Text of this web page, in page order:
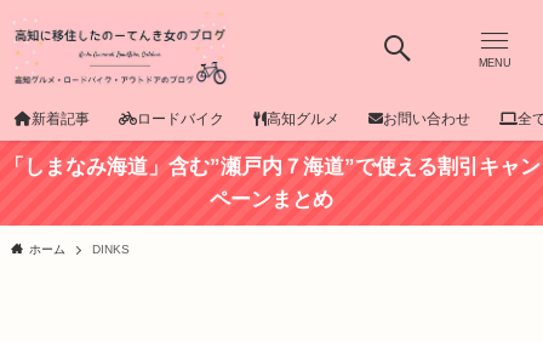
MENU
新着記事 ロードバイク 高知グルメ お問い合わせ 全
「しまなみ海道」含む”瀬戸内７海道”で使える割引キャン
ペーンまとめ
ホーム DINKS